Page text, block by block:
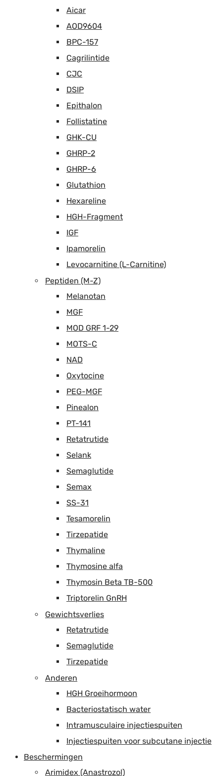
Aicar
AOD9604
BPC-157
Cagrilintide
CJC
DSIP
Epithalon
Follistatine
GHK-CU
GHRP-2
GHRP-6
Glutathion
Hexareline
HGH-Fragment
IGF
Ipamorelin
Levocarnitine (L-Carnitine)
Peptiden (M-Z)
Melanotan
MGF
MOD GRF 1-29
MOTS-C
NAD
Oxytocine
PEG-MGF
Pinealon
PT-141
Retatrutide
Selank
Semaglutide
Semax
SS-31
Tesamorelin
Tirzepatide
Thymaline
Thymosine alfa
Thymosin Beta TB-500
Triptorelin GnRH
Gewichtsverlies
Retatrutide
Semaglutide
Tirzepatide
Anderen
HGH Groeihormoon
Bacteriostatisch water
Intramusculaire injectiespuiten
Injectiespuiten voor subcutane injectie
Beschermingen
Arimidex (Anastrozol)